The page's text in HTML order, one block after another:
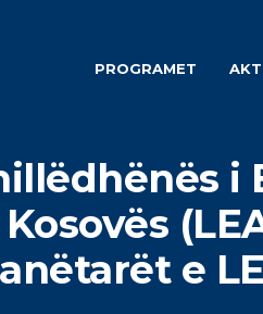
PROGRAMET
i
e